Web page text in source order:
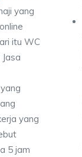
yang
itu WC
yang
5 jam